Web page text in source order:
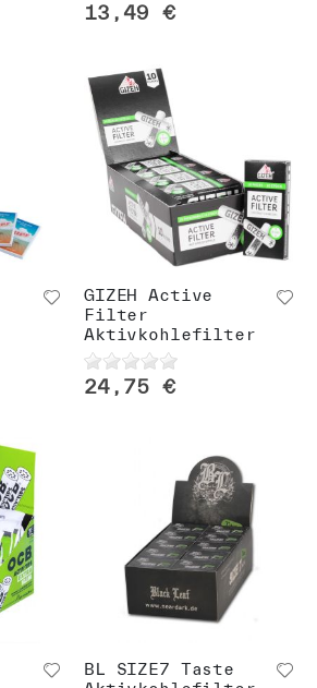
13,49 €
GIZEH Active
Filter
Aktivkohlefilter
24,75 €
BL SIZE7 Taste